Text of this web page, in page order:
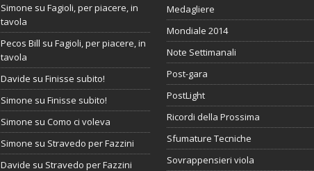
Simone suFagioli, per piacere, in
tavola
Pecos Bill suFagioli, per piacere, in
tavola
Davide suFinisse subito!
Simone suFinisse subito!
Simone suComo ci voleva
Simone su Stravedo per Fazzini
Davide su Stravedo per Fazzini
Medagliere
Mondiale 2014
Note Settimanali
Post-gara
PostLight
Ricordi della Prossima
Sfumature Tecniche
Sovrappensieri viola